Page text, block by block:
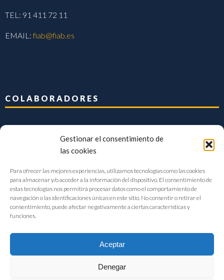
Gestionar el consentimiento de
las cookies
Para ofrecer las mejores experiencias, utilizamos tecnologías como las cookies
para almacenar y/o acceder a la información del dispositivo. El consentimiento de
estas tecnologías nos permitirá procesar datos como el comportamiento de
navegación o las identificaciones únicas en este sitio. No consentir o retirar el
consentimiento, puede afectar negativamente a ciertas características y
funciones.
Aceptar
Denegar
TEL: 91 411 72 11
EMAIL:fiab@fiab.es
COLABORADORES